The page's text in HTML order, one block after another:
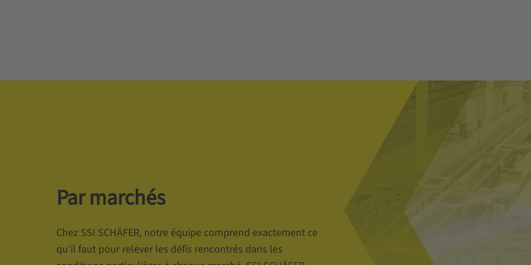
Par marchés
Chez SSI SCHÄFER, notre équipe comprend exactement ce
qu'il faut pour relever les défis rencontrés dans les